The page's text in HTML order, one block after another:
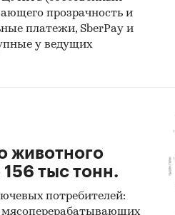
прозрачность и
платежи, SberPay и
у ведущих
животного
тыс тонн.
потребителей: